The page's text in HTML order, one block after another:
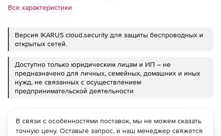
Все характеристики
Версия IKARUS cloud.security для защиты беспроводных и
открытых сетей.
Доступно только юридическим лицам и ИП – не
предназначено для личных, семейных, домашних и иных
нужд, не связанных с осуществлением
предпринимательской деятельности
В связи с особенностями поставок, мы не можем сказать
точную цену. Оставьте запрос, и наш менеджер свяжется